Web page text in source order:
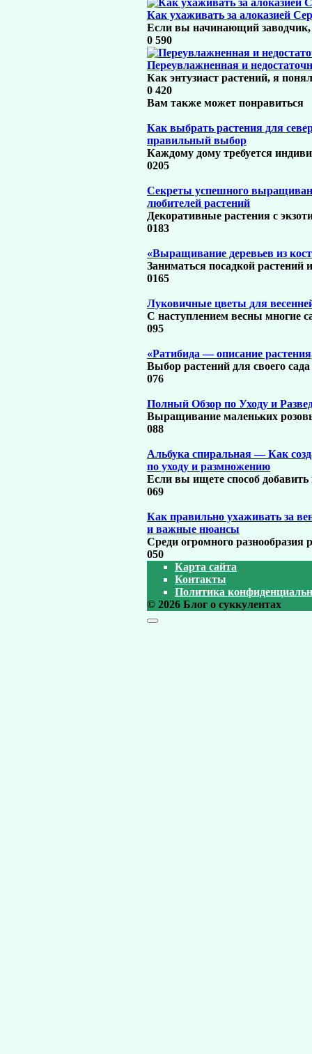
Как ухаживать за алоказией
Если вы начинающий заводчик,
0 590
Переувлажненная и
Как энтузиаст растений, я
0 420
Вам также может понравиться
Как выбрать растения для
правильный выбор
Каждому дому требуется
0205
Секреты успешного
любителей растений
Декоративные растения с
0183
«Выращивание деревьев из
Заниматься посадкой растений
0165
Луковичные цветы для
С наступлением весны многие
095
«Ратибида — описание
Выбор растений для своего
076
Полный Обзор по Уходу и
Выращивание маленьких
088
Альбука спиральная — Как
по уходу и размножению
Если вы ищете способ
069
Как правильно ухаживать за
и важные нюансы
Среди огромного
050
Карта сайта
Контакты
Политика
© 2026 Блог о суккулентах